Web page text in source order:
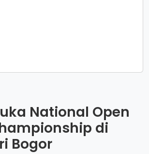
National Open
di
Bogor